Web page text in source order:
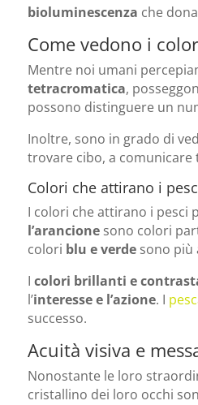
bioluminescenza che
Come vedono i
Mentre noi umani
tetracromatica,
possono distinguere un
Inoltre, sono in grado di
trovare cibo, a comunicare
Colori che attirano i
I colori che attirano i pesci
l’arancione sono colori
colori blu e verdesono più
I colori brillanti e
l’interesse e l’azione. I
successo.
Acuità visiva e
Nonostante le loro
cristallino dei loro occhi